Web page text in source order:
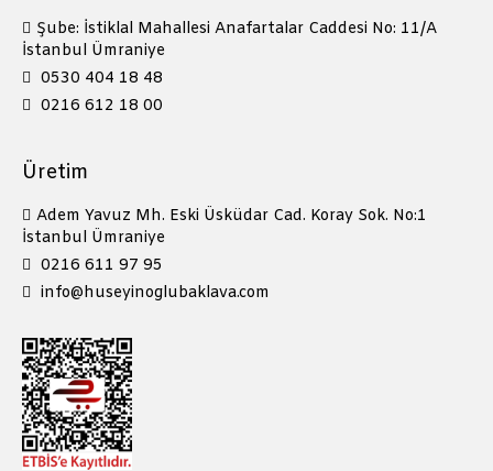
Şube: İstiklal Mahallesi Anafartalar Caddesi No: 11/A
İstanbul Ümraniye
0530 404 18 48
0216 612 18 00
Üretim
Adem Yavuz Mh. Eski Üsküdar Cad. Koray Sok. No:1
İstanbul Ümraniye
0216 611 97 95
info@huseyinoglubaklava.com